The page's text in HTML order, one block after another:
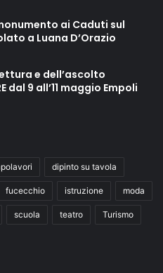
ai Caduti sul
a Luana D’Orazio
e dell’ascolto
dal 9 all’11 maggio Empoli
dipinto su tavola
fucecchio istruzione moda
scuola teatro Turismo